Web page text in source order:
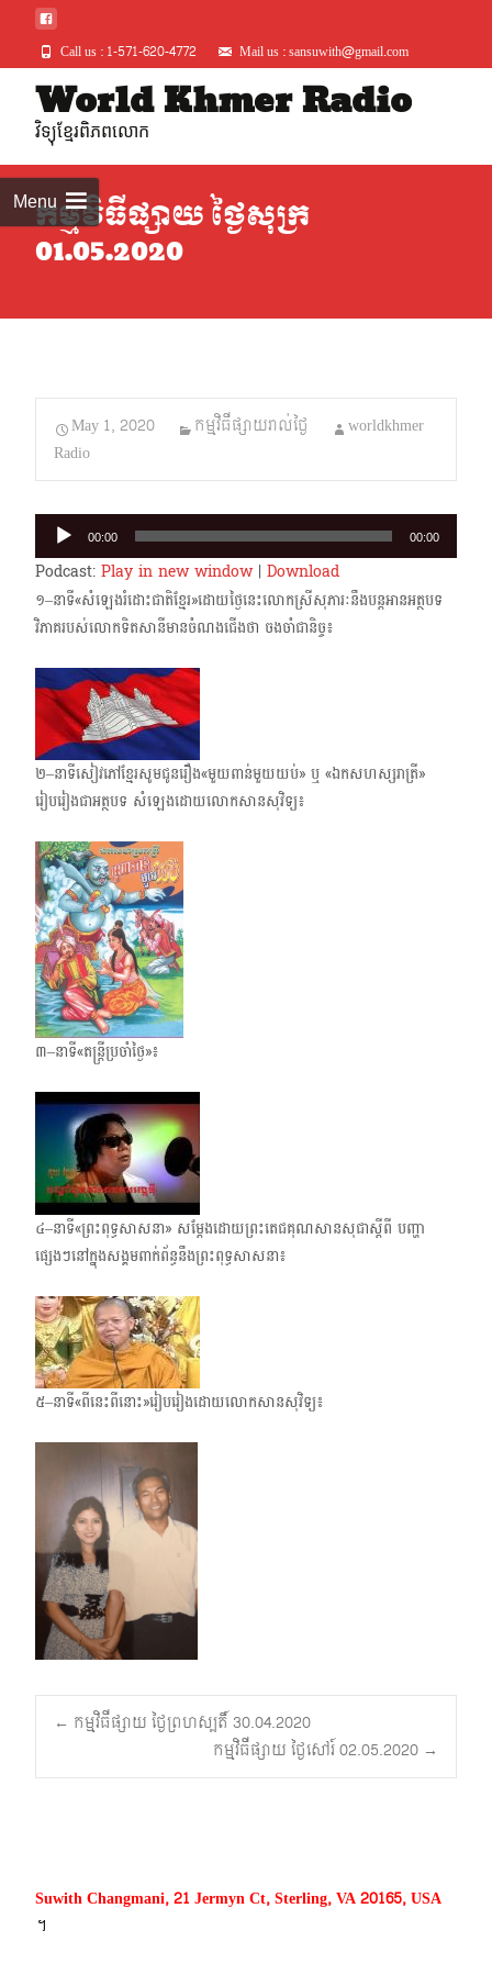
Call us : 1-571-620-4772 Mail us : sansuwith@gmail.com
World Khmer Radio
វិទ្យុខ្មែរពិភពលោក
Menuកម្មវិធីផ្សាយ ថ្ងៃសុក្រ
01.05.2020
May 1, 2020 កម្មវិធីផ្សាយរាល់ថ្ងៃ
worldkhmer
Radio
Audio
Player
00:00 00:00
Podcast: Play in new window| Download
១–នាទី«សំឡេងរំដោះជាតិខ្មែរ»ដោយថ្ងៃនេះលោកស្រីសុភារៈនឹងបន្តអានអត្ថបទ
វិភាគរបស់លោក​ទិតសានីមានចំណងជើងថា ចងចាំជានិច្ច៖
២–នាទីសៀវភៅខ្មែរសូមជូនរឿង«មួយពាន់មួយយប់» ឬ «ឯកសហស្សរាត្រី»
រៀបរៀងជាអត្ថបទ សំឡេងដោយលោកសានសុវិទ្យ៖
៣–នាទី«តន្ត្រីប្រចាំថ្ងៃ»៖
៤–នាទី«ព្រះពុទ្ធសាសនា» សម្តែងដោយព្រះតេជគុណសានសុជាស្តីពី បញ្ហា
ផ្សេងៗនៅក្នុងសង្គមពាក់​ព័ន្ធនឹងព្រះពុទ្ធសាសនា៖
៥–នាទី«ពីនេះពីនោះ»រៀបរៀងដោយលោកសានសុវិទ្យ៖
Post
navigation
← កម្មវិធីផ្សាយ ថ្ងៃព្រហស្បតិ៍ 30.04.2020
កម្មវិធីផ្សាយ ថ្ងៃសៅរ៍ 02.05.2020 →
Suwith Changmani, 21 Jermyn Ct, Sterling, VA 20165, USA
។​